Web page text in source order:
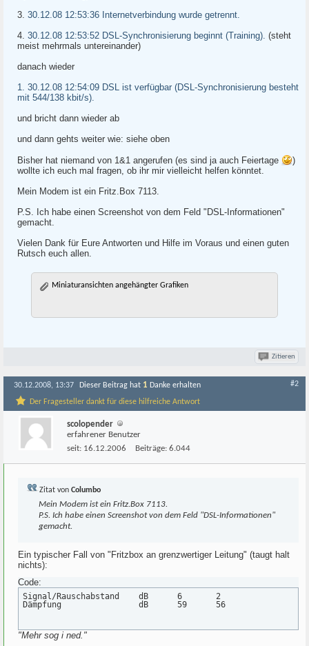
3. 30.12.08 12:53:36 Internetverbindung wurde getrennt.
4. 30.12.08 12:53:52 DSL-Synchronisierung beginnt (Training). (steht
meist mehrmals untereinander)
danach wieder
1. 30.12.08 12:54:09 DSL ist verfügbar (DSL-Synchronisierung besteht
mit 544/138 kbit/s).
und bricht dann wieder ab
und dann gehts weiter wie: siehe oben
Bisher hat niemand von 1&1 angerufen (es sind ja auch Feiertage
)
wollte ich euch mal fragen, ob ihr mir vielleicht helfen könntet.
Mein Modem ist ein Fritz.Box 7113.
P.S. Ich habe einen Screenshot von dem Feld "DSL-Informationen"
gemacht.
Vielen Dank für Eure Antworten und Hilfe im Voraus und einen guten
Rutsch euch allen.
Miniaturansichten angehängter Grafiken
Zitieren
30.12.2008, 13:37 Dieser Beitrag hat 1 Danke erhalten
Der Fragesteller dankt für diese hilfreiche Antwort
#2
scolopender
erfahrener Benutzer
seit: 16.12.2006 Beiträge: 6.044
Zitat von Columbo
Mein Modem ist ein Fritz.Box 7113.
P.S. Ich habe einen Screenshot von dem Feld "DSL-Informationen"
gemacht.
Ein typischer Fall von "Fritzbox an grenzwertiger Leitung" (taugt halt
nichts):
Code:
Signal/Rauschabstand    dB      6       2
Dämpfung                dB      59      56
"Mehr sog i ned."